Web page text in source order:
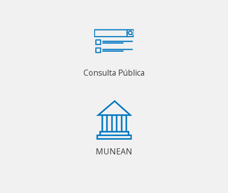
Consulta Pública
MUNEAN